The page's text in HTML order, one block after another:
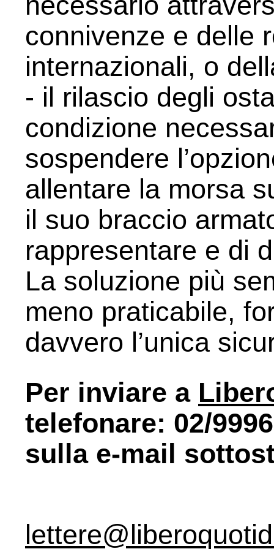
connivenze e delle
internazionali, o
- il rilascio degli
condizione
sospendere
allentare la morsa
il suo braccio
rappresentare e di
La soluzione più
meno praticabile,
davvero l’unica
Per inviare a
telefonare: 02/
sulla e-mail